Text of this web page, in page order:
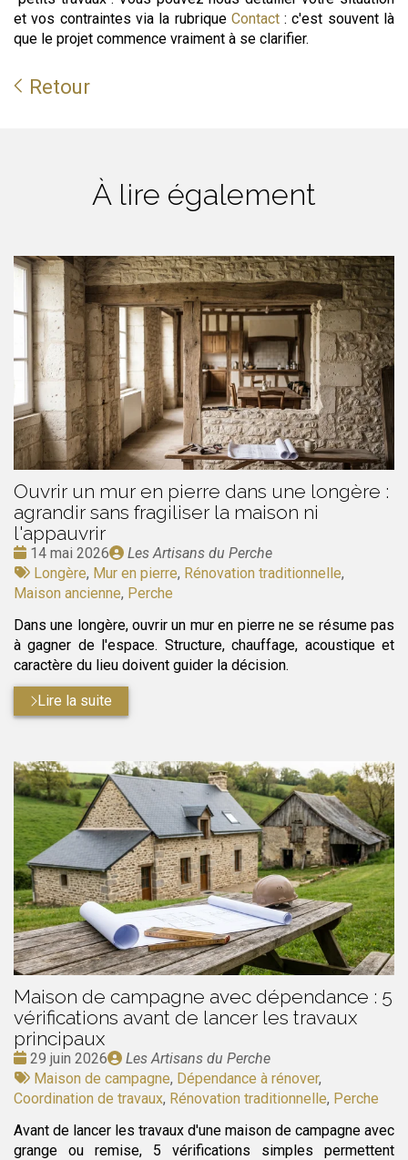
et vos contraintes via la rubrique Contact: c'est souvent là
que le projet commence vraiment à se clarifier.
Retour
À lire également
Ouvrir un mur en pierre dans une longère :
agrandir sans fragiliser la maison ni
l'appauvrir
Date
:
14 mai 2026
Publié
par
Les Artisans du Perche
Tags
:
Longère, Mur en pierre, Rénovation traditionnelle,
Maison ancienne, Perche
Dans une longère, ouvrir un mur en pierre ne se résume pas
à gagner de l'espace. Structure, chauffage, acoustique et
caractère du lieu doivent guider la décision.
Lire la suite
Maison de campagne avec dépendance : 5
vérifications avant de lancer les travaux
principaux
Date
:
29 juin 2026
Publié
par
Les Artisans du Perche
Tags
:
Maison de campagne, Dépendance à rénover,
Coordination de travaux, Rénovation traditionnelle, Perche
Avant de lancer les travaux d'une maison de campagne avec
grange ou remise, 5 vérifications simples permettent